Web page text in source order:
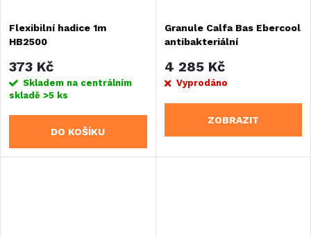
Flexibilní hadice 1m
HB2500
373 Kč
Skladem na centrálním
skladě >5 ks
DO KOŠÍKU
Granule Calfa Bas Ebercool
antibakteriální
4 285 Kč
Vyprodáno
ZOBRAZIT